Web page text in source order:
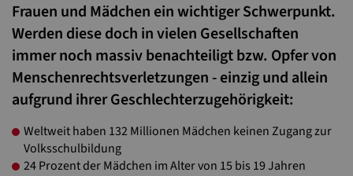
Frauen und Mädchen ein wichtiger Schwerpunkt.
Werden diese doch in vielen Gesellschaften
immer noch massiv benachteiligt bzw. Opfer von
Menschenrechtsverletzungen - einzig und allein
aufgrund ihrer Geschlechterzugehörigkeit:
Weltweit haben 132 Millionen Mädchen keinen Zugang zur
Volksschulbildung
24 Prozent der Mädchen im Alter von 15 bis 19 Jahren